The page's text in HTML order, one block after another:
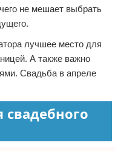
не мешает выбрать
лучшее место для
А также важно
Свадьба в апреле